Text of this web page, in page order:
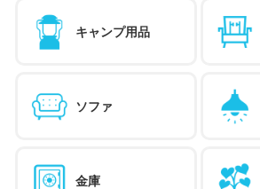
キャンプ用品
ソファ
金庫